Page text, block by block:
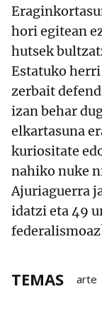
hori egitean
hutsek
Estatuko
zerbait
izan behar
elkartasuna
kuriositate
nahiko nuke
Ajuriaguerra
idatzi eta 49
TEMAS arte